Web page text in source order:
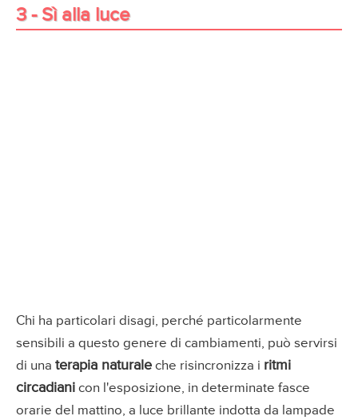
3 - Sì alla luce
Chi ha particolari disagi, perché particolarmente
sensibili a questo genere di cambiamenti, può servirsi
di una terapia naturale che risincronizza i ritmi
circadiani con l'esposizione, in determinate fasce
orarie del mattino, a luce brillante indotta da lampade